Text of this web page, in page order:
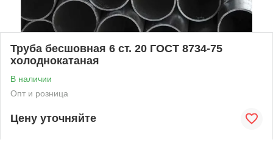
Труба бесшовная 6 ст. 20 ГОСТ 8734-75
холоднокатаная
В наличии
Опт и розница
Цену уточняйте